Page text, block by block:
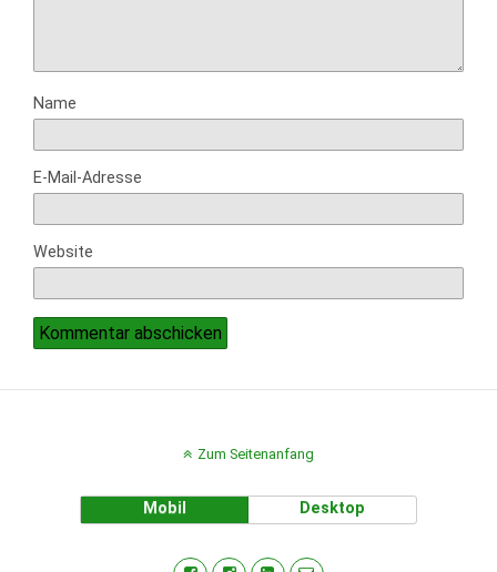
Name
E-Mail-Adresse
Website
Zum Seitenanfang
Mobil Desktop